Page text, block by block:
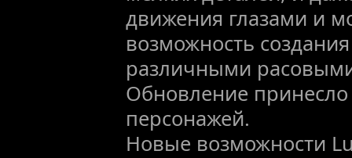
движения глазами и
возможность
различными
Обновление
персонажей.
Новые возможности